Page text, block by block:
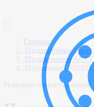
Главная
Подшипники для
Подшипники
Подшипник
Наведите на изображение